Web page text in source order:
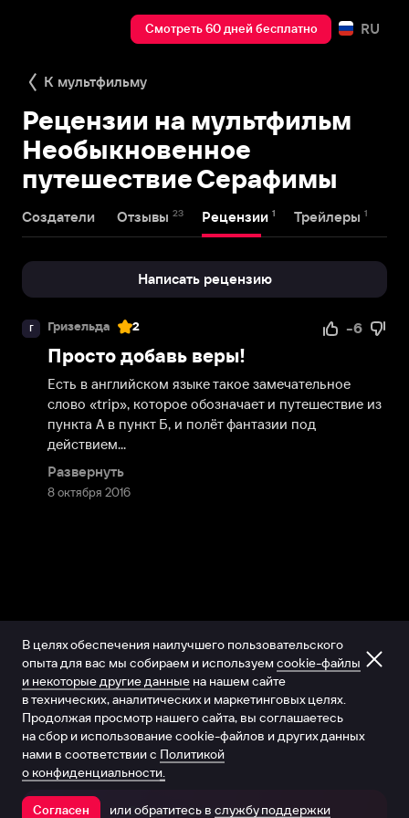
Смотреть 60 дней бесплатно RU
К мультфильму
Рецензии на мультфильм
Необыкновенное
путешествие Серафимы
Создатели Отзывы 23 Рецензии 1 Трейлеры 1
Написать рецензию
Г Гризельда
8 октября 2016
2 -6
Просто добавь веры!
Есть в английском языке такое замечательное
слово «trip», которое обозначает и путешествие из
пункта А в пункт Б, и полёт фантазии под
действием...
Развернуть
Открыть в приложении
В целях обеспечения наилучшего пользовательского
опыта для вас мы собираем и используем cookie-файлы
и некоторые другие данные на нашем сайте
в технических, аналитических и маркетинговых целях.
Продолжая просмотр нашего сайта, вы соглашаетесь
на сбор и использование cookie-файлов и других данных
нами в соответствии с Политикой
о конфиденциальности.
Согласен или обратитесь в службу поддержки